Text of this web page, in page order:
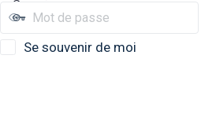
Se souvenir de moi